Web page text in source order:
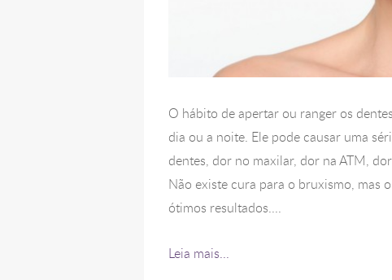
O hábito de apertar ou ranger os
dia ou a noite. Ele pode causar uma
dentes, dor no maxilar, dor na ATM,
Não existe cura para o bruxismo, mas
ótimos resultados....
Leia mais...